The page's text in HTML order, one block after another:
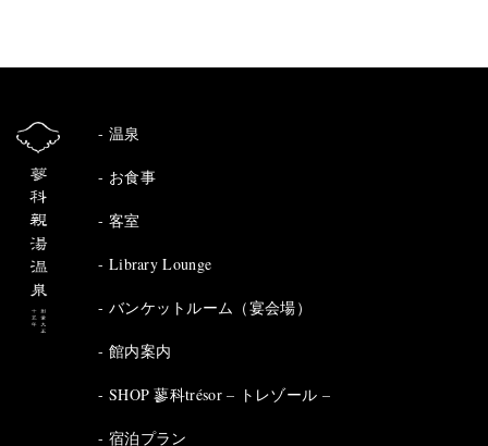
温泉
お食事
客室
Library Lounge
バンケットルーム（宴会場）
館内案内
SHOP 蓼科trésor – トレゾール –
宿泊プラン